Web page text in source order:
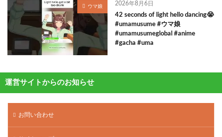
ウマ娘 2026年8月6日
42 seconds of light hello dancing😭
#umamusume #ウマ娘
#umamusumeglobal #anime
#gacha #uma
運営サイトからのお知らせ
お問い合わせ